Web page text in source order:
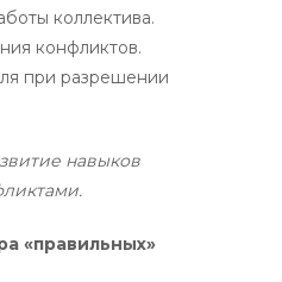
коллектива.
конфликтов.
при разрешении
навыков
«правильных»